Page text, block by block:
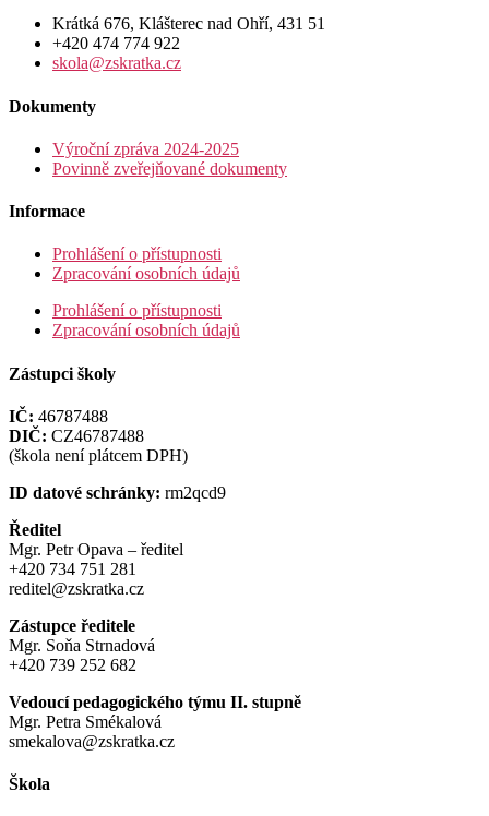
Krátká 676, Klášterec nad Ohří, 431 51
+420 474 774 922
skola@zskratka.cz
Dokumenty
Výroční zpráva 2024-2025
Povinně zveřejňované dokumenty
Informace
Prohlášení o přístupnosti
Zpracování osobních údajů
Prohlášení o přístupnosti
Zpracování osobních údajů
Zástupci školy
IČ: 46787488
DIČ: CZ46787488
(škola není plátcem DPH)
ID datové schránky: rm2qcd9
Ředitel
Mgr. Petr Opava – ředitel
+420 734 751 281
reditel@zskratka.cz
Zástupce ředitele
Mgr. Soňa Strnadová
+420 739 252 682
Vedoucí pedagogického týmu II. stupně
Mgr. Petra Smékalová
smekalova@zskratka.cz
Škola